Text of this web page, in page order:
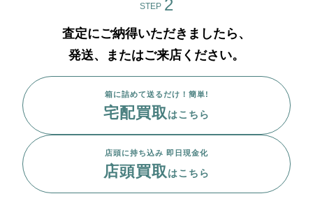
STEP
査定にご納得いただきましたら、
発送、またはご来店ください。
箱に詰めて送るだけ！簡単!
宅配買取 はこちら
店頭に持ち込み 即日現金化
店頭買取 はこちら